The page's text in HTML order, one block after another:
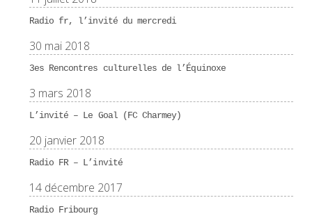
Radio fr, l’invité du mercredi
30 mai 2018
3es Rencontres culturelles de l’Équinoxe
3 mars 2018
L’invité – Le Goal (FC Charmey)
20 janvier 2018
Radio FR – L’invité
14 décembre 2017
Radio Fribourg